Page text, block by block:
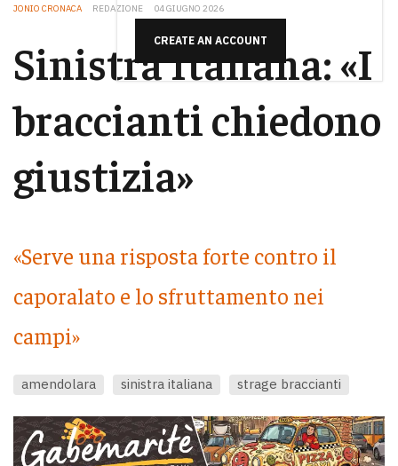
CREATE AN ACCOUNT
JONIO CRONACA REDAZIONE 04 GIUGNO 2026
Sinistra Italiana: «I
braccianti chiedono
giustizia»
«Serve una risposta forte contro il
caporalato e lo sfruttamento nei
campi»
amendolara sinistra italiana strage braccianti